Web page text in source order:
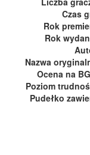
Czas
Rok
Rok
Nazwa
Ocena na
Poziom
Pudełko